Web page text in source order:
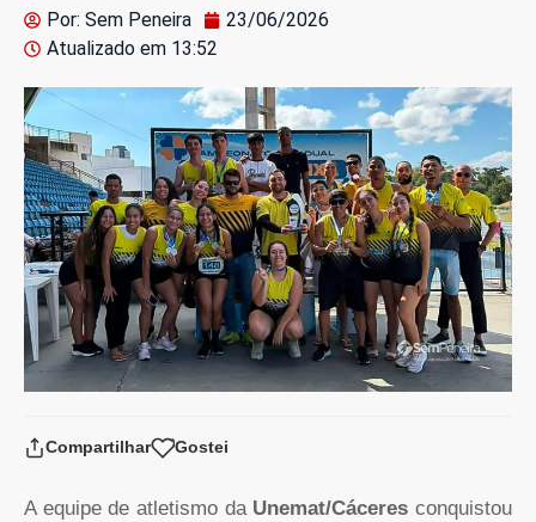
Por: Sem Peneira
23/06/2026
Atualizado em 13:52
Compartilhar Gostei
A equipe de atletismo da Unemat/Cáceres conquistou